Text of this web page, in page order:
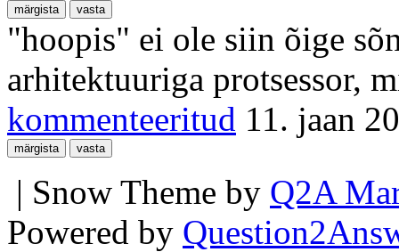
"hoopis" ei ole siin õige
arhitektuuriga protsessor,
kommenteeritud 11. jaan
| Snow Theme by Q2A
Powered by